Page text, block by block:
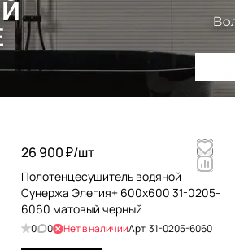
26 900 ₽/шт
Полотенцесушитель водяной
Сунержа Элегия+ 600х600 31-0205-
6060 матовый черный
0 0 Нет в наличииАрт.31-0205-6060